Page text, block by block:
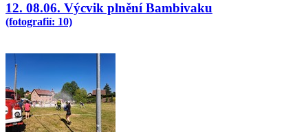
12. 08.06. Výcvik plnění Bambivaku
(fotografií: 10)